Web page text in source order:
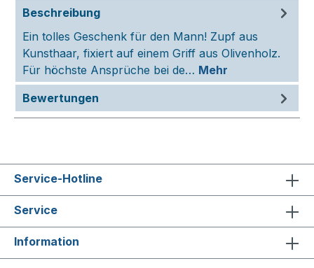
Beschreibung
Ein tolles Geschenk für den Mann! Zupf aus
Kunsthaar, fixiert auf einem Griff aus Olivenholz.
Für höchste Ansprüche bei de… Mehr
Bewertungen
Service-Hotline
Service
Information